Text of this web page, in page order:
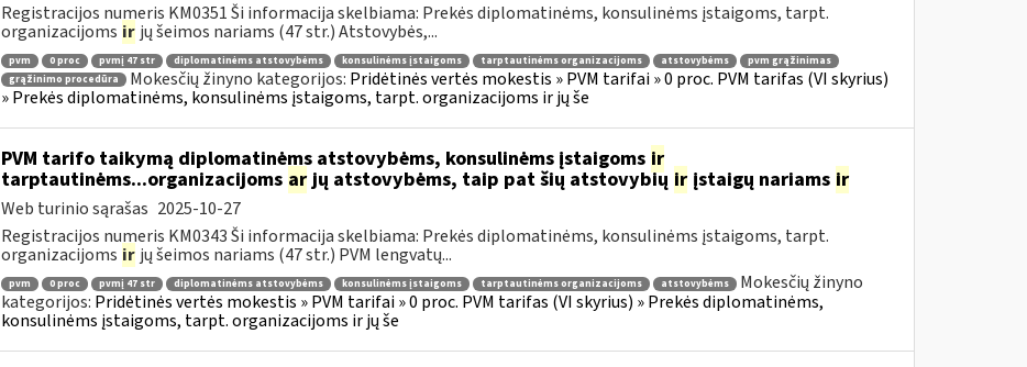
Registracijos numeris KM0351 Ši informacija skelbiama: Prekės diplomatinėms, konsulinėms įstaigoms, tarpt.
organizacijoms ir jų šeimos nariams (47 str.) Atstovybės,...
pvm 0 proc pvmį 47 str diplomatinėms atstovybėms konsulinėms įstaigoms tarptautinėms organizacijoms atstovybėms
pvm grąžinimas
grąžinimo procedūra
Mokesčių žinyno kategorijos: Pridėtinės vertės mokestis » PVM tarifai » 0 proc. PVM tarifas (VI skyrius)
» Prekės diplomatinėms, konsulinėms įstaigoms, tarpt. organizacijoms ir jų še
PVM tarifo taikymą diplomatinėms atstovybėms, konsulinėms įstaigoms ir
tarptautinėms...organizacijoms arjų atstovybėms, taip pat šių atstovybių irįstaigų nariams ir
Web turinio sąrašas 2025-10-27
Registracijos numeris KM0343 Ši informacija skelbiama: Prekės diplomatinėms, konsulinėms įstaigoms, tarpt.
organizacijoms ir jų šeimos nariams (47 str.) PVM lengvatų...
pvm 0 proc pvmį 47 str diplomatinėms atstovybėms konsulinėms įstaigoms tarptautinėms organizacijoms atstovybėms
Mokesčių žinyno
kategorijos: Pridėtinės vertės mokestis » PVM tarifai » 0 proc. PVM tarifas (VI skyrius) » Prekės diplomatinėms,
konsulinėms įstaigoms, tarpt. organizacijoms ir jų še